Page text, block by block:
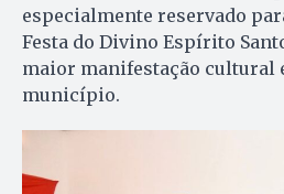
especialmente reservado
Festa do Divino Espírito
maior manifestação cultural
município.